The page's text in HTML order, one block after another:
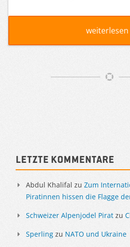
weiterlesen
Sidebar
Letzte Kommentare
Abdul Khalifal zu Zum
Piratinnen hissen die Flagge
Schweizer Alpenjodel Pirat zu
Sperling zu NATO und Ukraine